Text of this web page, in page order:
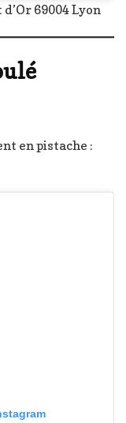
69004 Lyon
en pistache :